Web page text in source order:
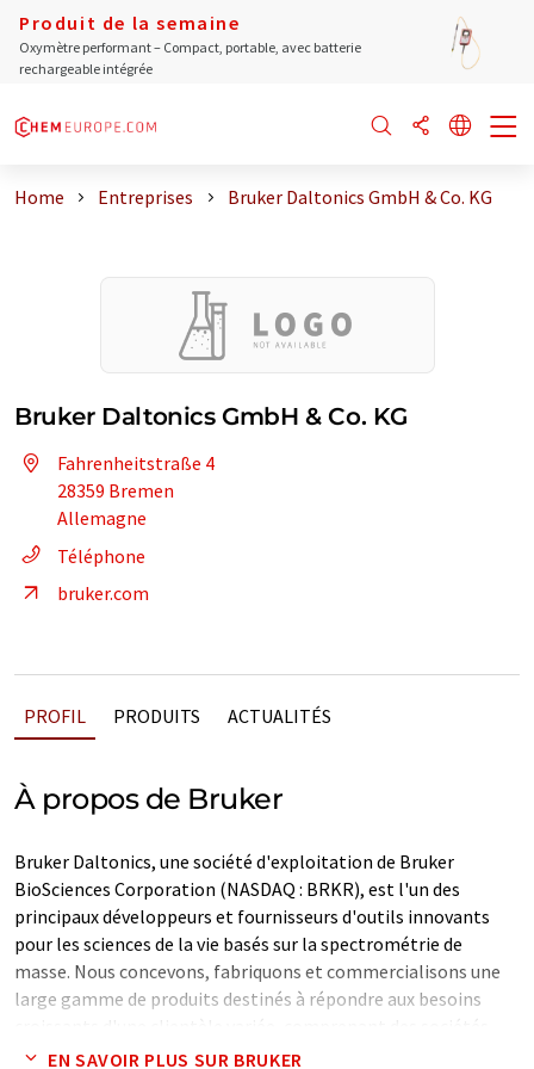
Produit de la semaine
Oxymètre performant – Compact, portable, avec batterie
rechargeable intégrée
Home Entreprises Bruker Daltonics GmbH & Co. KG
Bruker Daltonics GmbH & Co. KG
Fahrenheitstraße 4
28359 Bremen
Allemagne
Téléphone
bruker.com
PROFIL PRODUITS ACTUALITÉS
À propos de Bruker
Bruker Daltonics, une société d'exploitation de Bruker
BioSciences Corporation (NASDAQ : BRKR), est l'un des
principaux développeurs et fournisseurs d'outils innovants
pour les sciences de la vie basés sur la spectrométrie de
masse. Nous concevons, fabriquons et commercialisons une
large gamme de produits destinés à répondre aux besoins
pharmaceutiques, biotechnologiques, de protéomique et de
EN SAVOIR PLUS SUR BRUKER